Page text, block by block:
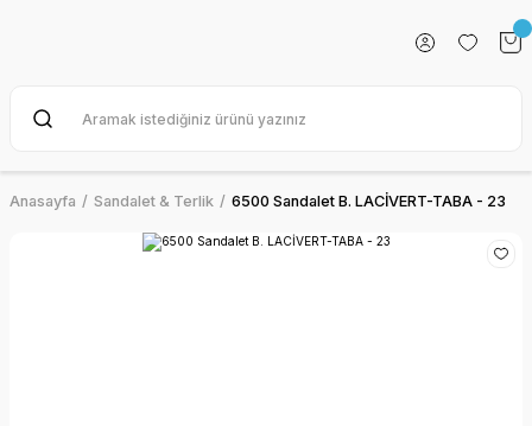
Anasayfa Sandalet & Terlik 6500 Sandalet B. LACİVERT-TABA - 23